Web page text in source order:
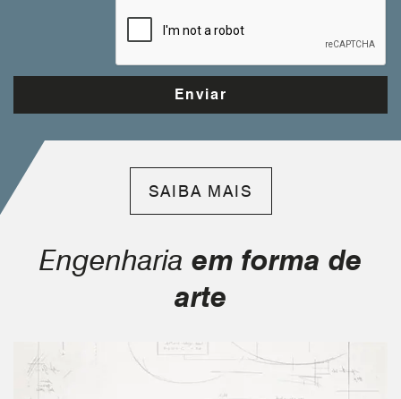
SAIBA MAIS
Engenharia em forma de
arte